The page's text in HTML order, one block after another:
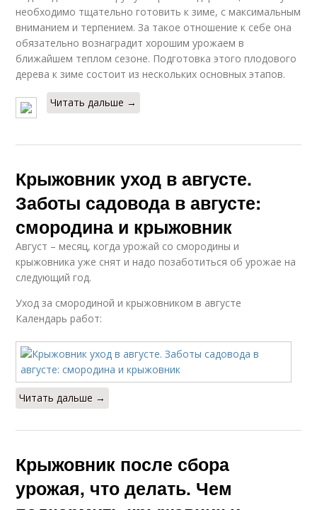
необходимо тщательно готовить к зиме, с максимальным
вниманием и терпением. За такое отношение к себе она
обязательно вознаградит хорошим урожаем в
ближайшем теплом сезоне. Подготовка этого плодового
дерева к зиме состоит из нескольких основных этапов.
Читать дальше →
Крыжовник уход в августе.
Заботы садовода в августе:
смородина и крыжовник
Август – месяц, когда урожай со смородины и
крыжовника уже снят и надо позаботиться об урожае на
следующий год.
Уход за смородиной и крыжовником в августе
Календарь работ:
Читать дальше →
Крыжовник после сбора
урожая, что делать. Чем